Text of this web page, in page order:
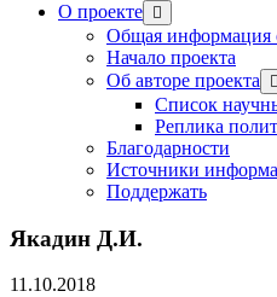
О проекте открыть
меню
Общая информация
Начало проекта
Об авторе проекта
Список
Реплика
Благодарности
Источники
Поддержать
Якадин Д.И.
11.10.2018